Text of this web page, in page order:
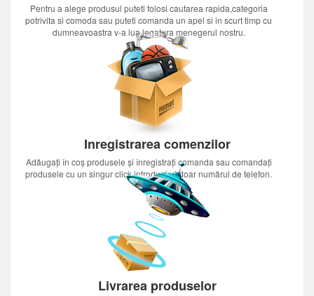
Pentru a alege produsul puteti folosi cautarea rapida,categoria
potrivita si comoda sau puteti comanda un apel si in scurt timp cu
dumneavoastra v-a lua legatura menegerul nostru.
Inregistrarea comenzilor
Adăugați în coș produsele și înregistrați comanda sau comandați
produsele cu un singur click introducînd doar numărul de telefon.
Livrarea produselor